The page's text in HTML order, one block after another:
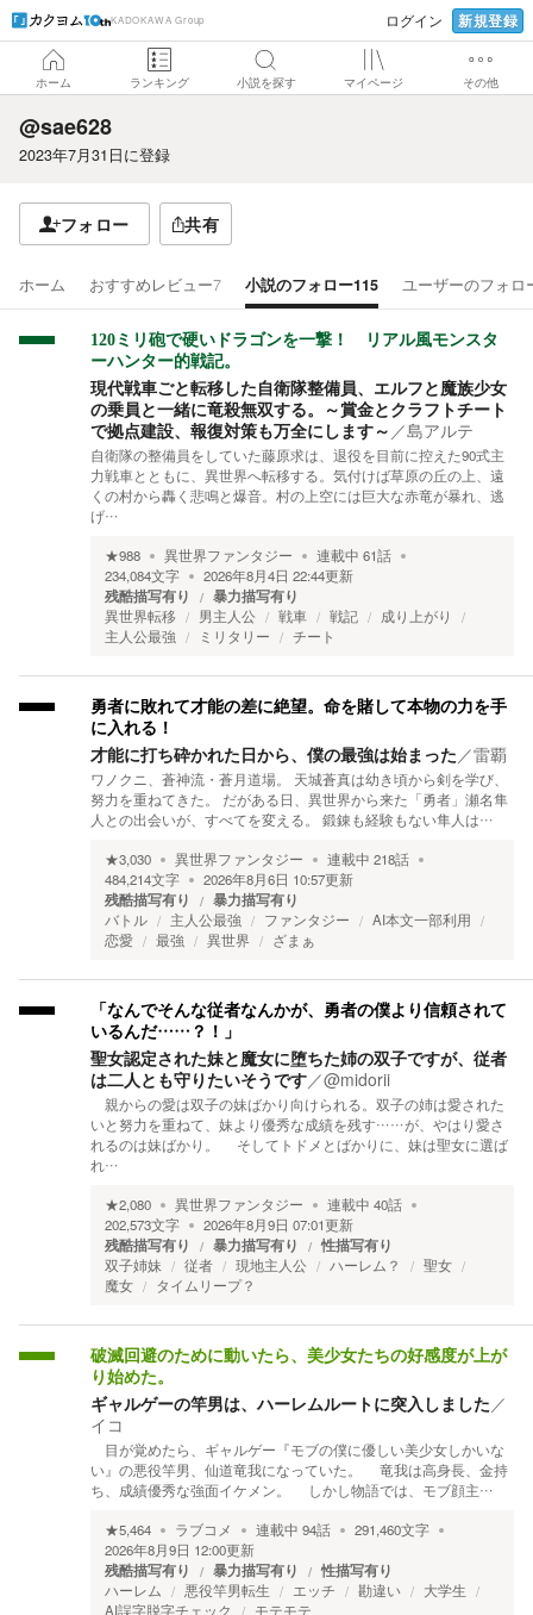
KADOKAWA Group ログイン 新規登録
ホーム ランキング 小説を探す マイページ その他
@sae628
2023年7月31日に登録
フォロー 共有
ホーム おすすめレビュー7 小説のフォロー115 ユーザーのフォロ
120ミリ砲で硬いドラゴンを一撃！ リアル風モンスタ
ーハンター的戦記。
現代戦車ごと転移した自衛隊整備員、エルフと魔族少女
の乗員と一緒に竜殺無双する。～賞金とクラフトチート
で拠点建設、報復対策も万全にします～ ／島アルテ
自衛隊の整備員をしていた藤原求は、退役を目前に控えた90式主
力戦車とともに、異世界へ転移する。気付けば草原の丘の上、遠
くの村から轟く悲鳴と爆音。村の上空には巨大な赤竜が暴れ、逃
げ…
★988 異世界ファンタジー 連載中 61話
234,084文字 2026年8月4日 22:44更新
残酷描写有り 暴力描写有り
異世界転移 男主人公 戦車 戦記
成り上がり
主人公最強
ミリタリー チート
勇者に敗れて才能の差に絶望。命を賭して本物の力を手
に入れる！
才能に打ち砕かれた日から、僕の最強は始まった／雷覇
ワノクニ、蒼神流・蒼月道場。 天城蒼真は幼き頃から剣を学び、
努力を重ねてきた。 だがある日、異世界から来た「勇者」瀬名隼
人との出会いが、すべてを変える。 鍛錬も経験もない隼人は…
★3,030 異世界ファンタジー 連載中 218話
484,214文字 2026年8月6日 10:57更新
残酷描写有り 暴力描写有り
バトル 主人公最強 ファンタジー
AI本文一部利用
恋愛
最強 異世界 ざまぁ
「なんでそんな従者なんかが、勇者の僕より信頼されて
いるんだ……？！」
聖女認定された妹と魔女に堕ちた姉の双子ですが、従者
は二人とも守りたいそうです／@midorii
親からの愛は双子の妹ばかり向けられる。双子の姉は愛された
いと努力を重ねて、妹より優秀な成績を残す……が、やはり愛さ
れるのは妹ばかり。 そしてトドメとばかりに、妹は聖女に選ば
れ…
★2,080 異世界ファンタジー 連載中 40話
202,573文字 2026年8月9日 07:01更新
残酷描写有り 暴力描写有り 性描写有り
双子姉妹 従者 現地主人公 ハーレム？
聖女
魔女
タイムリープ？
破滅回避のために動いたら、美少女たちの好感度が上が
り始めた。
ギャルゲーの竿男は、ハーレムルートに突入しました／
イコ
目が覚めたら、ギャルゲー『モブの僕に優しい美少女しかいな
い』の悪役竿男、仙道竜我になっていた。 竜我は高身長、金持
ち、成績優秀な強面イケメン。 しかし物語では、モブ顔主…
★5,464 ラブコメ 連載中 94話 291,460文字
2026年8月9日 12:00更新
残酷描写有り 暴力描写有り 性描写有り
ハーレム 悪役竿男転生 エッチ 勘違い
大学生
AI誤字脱字チェック
モテモテ